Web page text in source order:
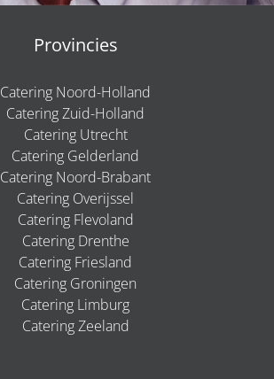
Provincies
Catering Noord-Holland
Catering Zuid-Holland
Catering Utrecht
Catering Gelderland
Catering Noord-Brabant
Catering Overijssel
Catering Flevoland
Catering Drenthe
Catering Friesland
Catering Groningen
Catering Limburg
Catering Zeeland